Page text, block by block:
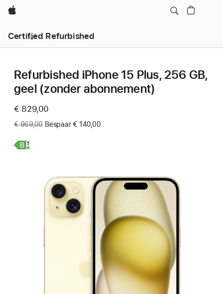
Apple
Certified Refurbished
Refurbished iPhone 15 Plus, 256 GB,
geel (zonder abonnement)
Now
€ 829,00
Was
€ 969,00 Bespaar € 140,00
Meer